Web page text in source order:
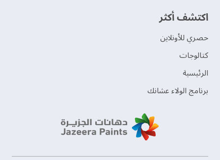
اكتشف أكثر
حصري للأونلاين
‫كتالوجات‬
الرئيسية
برنامج الولاء عشانك